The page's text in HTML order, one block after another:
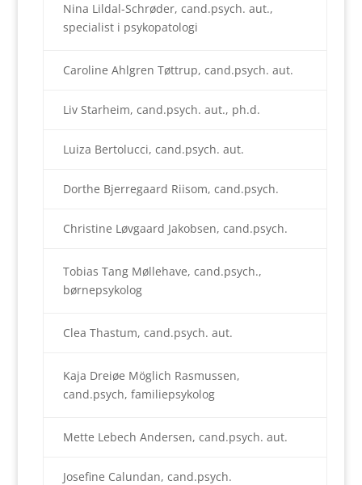
Nina Lildal-Schrøder, cand.psych. aut.,
specialist i psykopatologi
Caroline Ahlgren Tøttrup, cand.psych. aut.
Liv Starheim, cand.psych. aut., ph.d.
Luiza Bertolucci, cand.psych. aut.
Dorthe Bjerregaard Riisom, cand.psych.
Christine Løvgaard Jakobsen, cand.psych.
Tobias Tang Møllehave, cand.psych.,
børnepsykolog
Clea Thastum, cand.psych. aut.
Kaja Dreiøe Möglich Rasmussen,
cand.psych, familiepsykolog
Mette Lebech Andersen, cand.psych. aut.
Josefine Calundan, cand.psych.